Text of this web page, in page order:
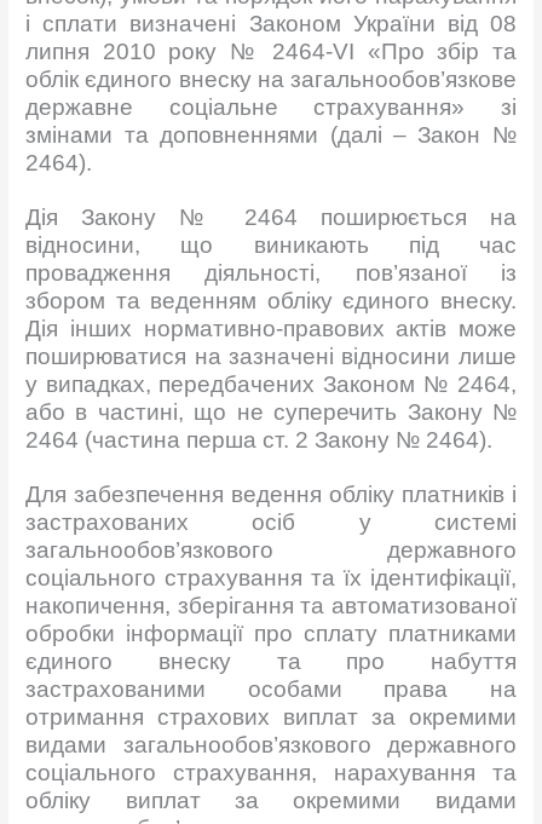
і сплати визначені Законом України від 08
липня 2010 року № 2464-VI «Про збір та
облік єдиного внеску на загальнообов’язкове
державне соціальне страхування» зі
змінами та доповненнями (далі – Закон №
2464).
Дія Закону № 2464 поширюється на
відносини, що виникають під час
провадження діяльності, пов’язаної із
збором та веденням обліку єдиного внеску.
Дія інших нормативно-правових актів може
поширюватися на зазначені відносини лише
у випадках, передбачених Законом № 2464,
або в частині, що не суперечить Закону №
2464 (частина перша ст. 2 Закону № 2464).
Для забезпечення ведення обліку платників і
застрахованих осіб у системі
загальнообов’язкового державного
соціального страхування та їх ідентифікації,
накопичення, зберігання та автоматизованої
обробки інформації про сплату платниками
єдиного внеску та про набуття
застрахованими особами права на
отримання страхових виплат за окремими
видами загальнообов’язкового державного
соціального страхування, нарахування та
обліку виплат за окремими видами